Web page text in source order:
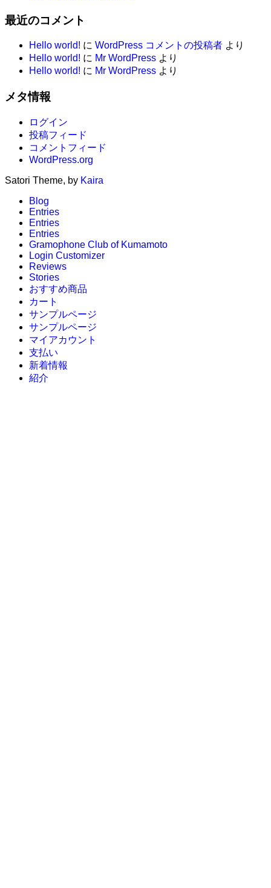
最近のコメント
Hello world! に WordPress コメントの投稿者 より
Hello world! に Mr WordPress より
Hello world! に Mr WordPress より
メタ情報
ログイン
投稿フィード
コメントフィード
WordPress.org
Satori Theme, by Kaira
Blog
Entries
Entries
Entries
Gramophone Club of Kumamoto
Login Customizer
Reviews
Stories
おすすめ商品
カート
サンプルページ
サンプルページ
マイアカウント
支払い
新着情報
紹介